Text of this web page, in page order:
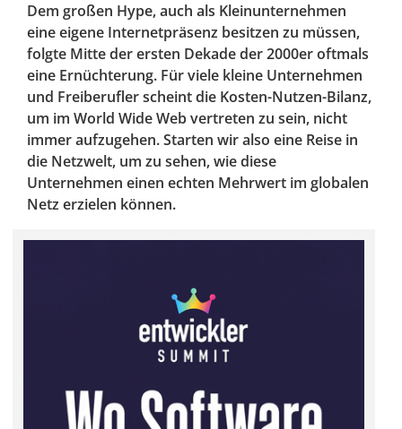
Dem großen Hype, auch als Kleinunternehmen
eine eigene Internetpräsenz besitzen zu müssen,
folgte Mitte der ersten Dekade der 2000er oftmals
eine Ernüchterung. Für viele kleine Unternehmen
und Freiberufler scheint die Kosten-Nutzen-Bilanz,
um im World Wide Web vertreten zu sein, nicht
immer aufzugehen. Starten wir also eine Reise in
die Netzwelt, um zu sehen, wie diese
Unternehmen einen echten Mehrwert im globalen
Netz erzielen können.